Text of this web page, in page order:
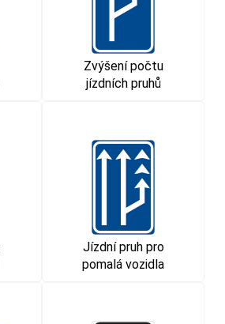
Zvýšení počtu
jízdních pruhů
Jízdní pruh pro
pomalá vozidla